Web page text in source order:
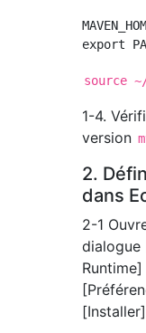
source
1-4.
version
2.
dans
2-1
dialogue